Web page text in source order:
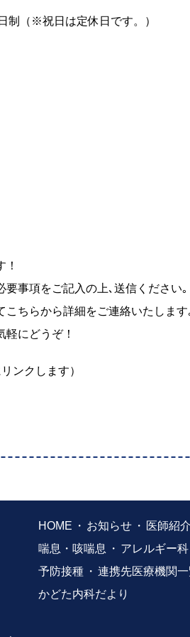
制（※祝日は定休日です。）
事項をご記入の上､送信ください｡
こちらから詳細をご連絡いたします
にどうぞ！
ンクします）
HOME お知らせ
医師紹
喘息・咳喘息
アレルギー科
予防接種
連携先医療機関
かどた内科だより